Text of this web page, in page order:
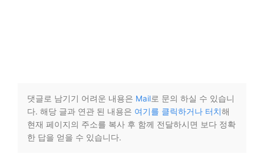
댓글로 남기기 어려운 내용은 Mail로 문의 하실 수 있습니
다. 해당 글과 연관 된 내용은 여기를 클릭하거나 터치해
현재 페이지의 주소를 복사 후 함께 전달하시면 보다 정확
한 답을 얻을 수 있습니다.